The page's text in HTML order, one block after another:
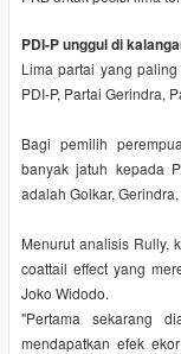
PDI-P unggul di
Lima partai yang
PDI-P, Partai Gerindra,
Bagi pemilih
banyak jatuh kepada
adalah Golkar,
Menurut analisis Rully,
coattail effect yang
Joko Widodo.
"Pertama sekarang
mendapatkan efek